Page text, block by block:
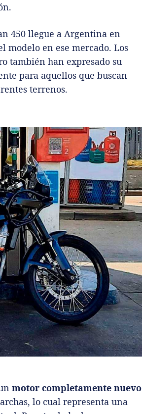
450 llegue a Argentina en
modelo en ese mercado. Los
también han expresado su
para aquellos que buscan
terrenos.
motor completamente nuevo
lo cual representa una